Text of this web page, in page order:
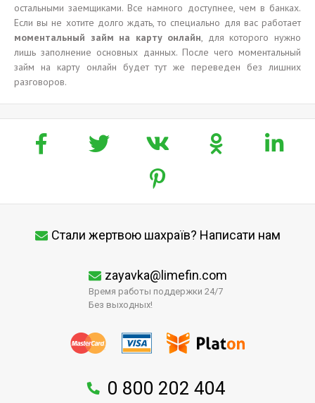
остальными заемщиками. Все намного доступнее, чем в банках.
Если вы не хотите долго ждать, то специально для вас работает
моментальный займ на карту онлайн, для которого нужно
лишь заполнение основных данных. После чего моментальный
займ на карту онлайн будет тут же переведен без лишних
разговоров.
Стали жертвою шахраїв? Написати нам
zayavka@limefin.com
Время работы поддержки 24/7
Без выходных!
0 800 202 404